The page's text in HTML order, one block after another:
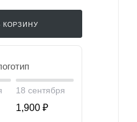
КОРЗИНУ
18 сентября
1,900 ₽